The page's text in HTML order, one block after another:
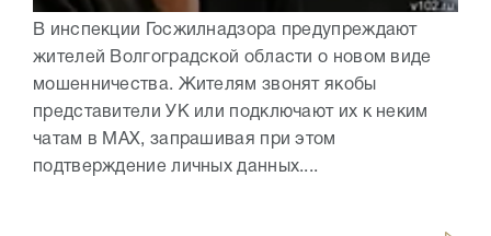
В инспекции Госжилнадзора предупреждают
жителей Волгоградской области о новом виде
мошенничества. Жителям звонят якобы
представители УК или подключают их к неким
чатам в МАХ, запрашивая при этом
подтверждение личных данных....